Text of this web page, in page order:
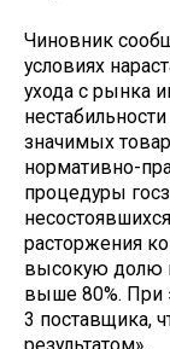
Чиновник
условиях
ухода с рынка
значимых
нормативно-
процедуры
расторжения
высокую долю
выше 80%. При
3 поставщика,